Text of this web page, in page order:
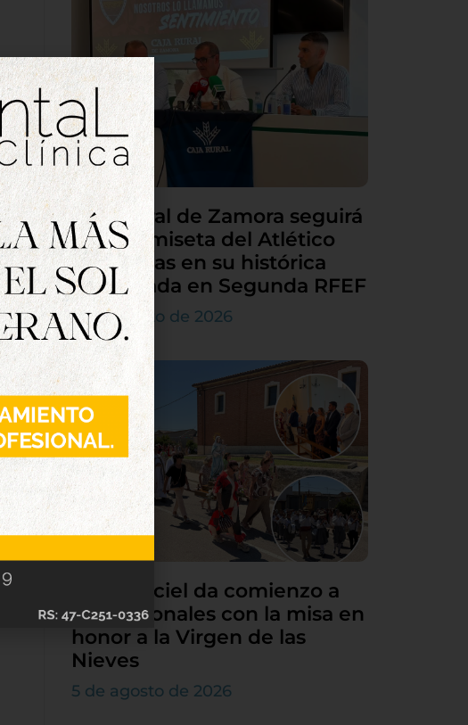
Caja Rural de Zamora seguirá
en la camiseta del Atlético
Tordesillas en su histórica
temporada en Segunda RFEF
7 de agosto de 2026
Villamarciel da comienzo a
sus patronales con la misa en
honor a la Virgen de las
Nieves
5 de agosto de 2026